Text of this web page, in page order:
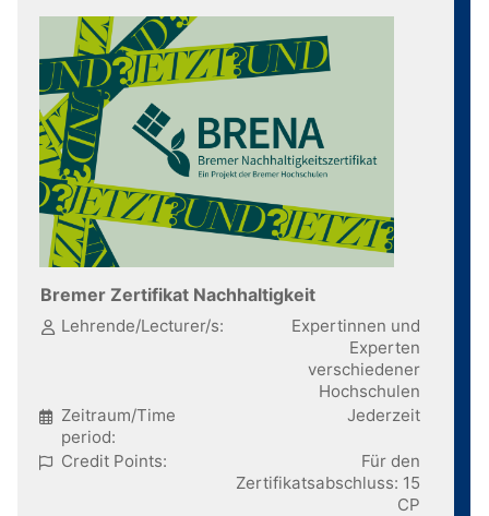
Bremer Zertifikat Nachhaltigkeit
Lehrende/Lecturer/s:
Expertinnen und
Experten
verschiedener
Hochschulen
Zeitraum/Time
period:
Jederzeit
Credit Points:
Für den
Zertifikatsabschluss: 15
CP